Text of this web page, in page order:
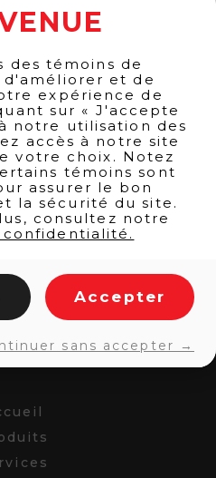
des témoins de
et de
expérience de
sur « J'accepte
notre utilisation des
accès à notre site
votre choix. Notez
témoins sont
assurer le bon
la sécurité du site.
consultez notre
Accepter
sans accepter →